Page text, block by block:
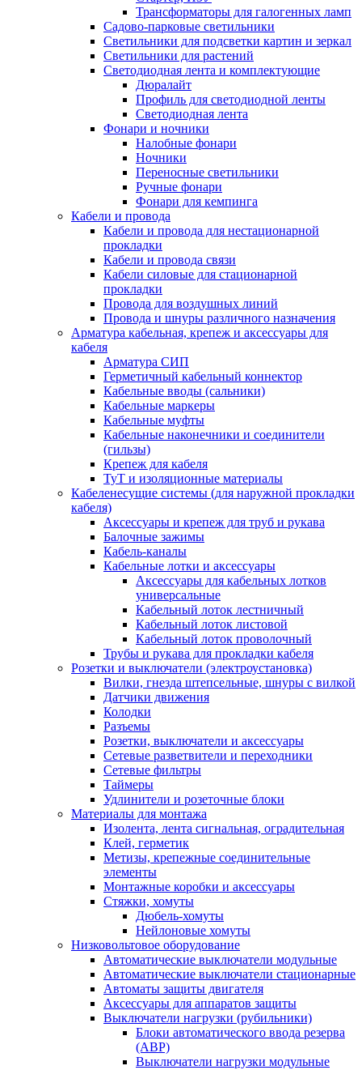
Трансформаторы для галогенных ламп
Садово-парковые светильники
Светильники для подсветки картин и зеркал
Светильники для растений
Светодиодная лента и комплектующие
Дюралайт
Профиль для светодиодной ленты
Светодиодная лента
Фонари и ночники
Налобные фонари
Ночники
Переносные светильники
Ручные фонари
Фонари для кемпинга
Кабели и провода
Кабели и провода для нестационарной
прокладки
Кабели и провода связи
Кабели силовые для стационарной
прокладки
Провода для воздушных линий
Провода и шнуры различного назначения
Арматура кабельная, крепеж и аксессуары для
кабеля
Арматура СИП
Герметичный кабельный коннектор
Кабельные вводы (сальники)
Кабельные маркеры
Кабельные муфты
Кабельные наконечники и соединители
(гильзы)
Крепеж для кабеля
ТуТ и изоляционные материалы
Кабеленесущие системы (для наружной прокладки
кабеля)
Аксессуары и крепеж для труб и рукава
Балочные зажимы
Кабель-каналы
Кабельные лотки и аксессуары
Аксессуары для кабельных лотков
универсальные
Кабельный лоток лестничный
Кабельный лоток листовой
Кабельный лоток проволочный
Трубы и рукава для прокладки кабеля
Розетки и выключатели (электроустановка)
Вилки, гнезда штепсельные, шнуры с вилкой
Датчики движения
Колодки
Разъемы
Розетки, выключатели и аксессуары
Сетевые разветвители и переходники
Сетевые фильтры
Таймеры
Удлинители и розеточные блоки
Материалы для монтажа
Изолента, лента сигнальная, оградительная
Клей, герметик
Метизы, крепежные соединительные
элементы
Монтажные коробки и аксессуары
Стяжки, хомуты
Дюбель-хомуты
Нейлоновые хомуты
Низковольтовое оборудование
Автоматические выключатели модульные
Автоматические выключатели стационарные
Автоматы защиты двигателя
Аксессуары для аппаратов защиты
Выключатели нагрузки (рубильники)
Блоки автоматического ввода резерва
(АВР)
Выключатели нагрузки модульные